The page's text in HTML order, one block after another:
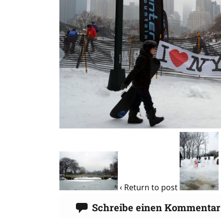
‹ Return to post
Schreibe einen Kommentar